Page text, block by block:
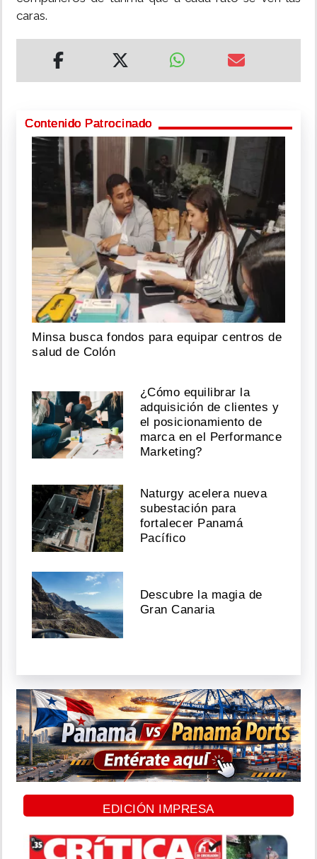
caras.
Contenido Patrocinado
Minsa busca fondos para equipar centros de
salud de Colón
¿Cómo equilibrar la
adquisición de clientes y
el posicionamiento de
marca en el Performance
Marketing?
Naturgy acelera nueva
subestación para
fortalecer Panamá
Pacífico
Descubre la magia de
Gran Canaria
EDICIÓN IMPRESA